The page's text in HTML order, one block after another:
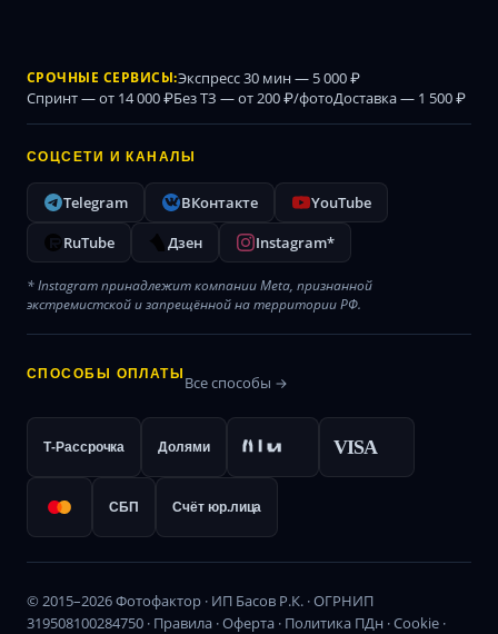
СРОЧНЫЕ СЕРВИСЫ:Экспресс 30 мин — 5 000 ₽
Спринт — от 14 000 ₽Без ТЗ — от 200 ₽/фотоДоставка — 1 500 ₽
СОЦСЕТИ И КАНАЛЫ
Telegram ВКонтакте
YouTube
RuTube
Дзен Instagram*
* Instagram принадлежит компании Meta, признанной
экстремистской и запрещённой на территории РФ.
СПОСОБЫ ОПЛАТЫ Все способы →
Т-Рассрочка Долями VISA
СБП Счёт юр.лица
© 2015–2026 Фотофактор · ИП Басов Р.К. · ОГРНИП
319508100284750 · Правила ·Оферта · Политика ПДн ·Cookie ·